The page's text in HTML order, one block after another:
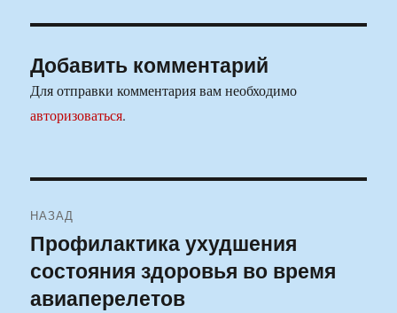
Добавить комментарий
Для отправки комментария вам необходимо
авторизоваться.
по
записям
НАЗАД
Предыдущая
запись:
Профилактика ухудшения
состояния здоровья во время
авиаперелетов